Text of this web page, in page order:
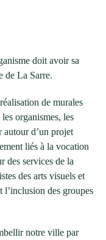
doit avoir sa
de La Sarre.
de murales
organismes, les
autour d’un projet
liés à la vocation
des services de la
des arts visuels et
l’inclusion des groupes
notre ville par